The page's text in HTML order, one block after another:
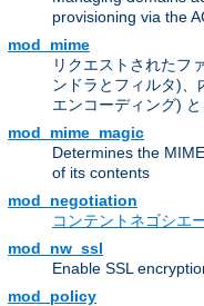
provisioning via the
mod_mime
リクエストされたフ
ンドラとフィルタ)、
エンコーディング)
mod_mime_magic
Determines the
of its contents
mod_negotiation
コンテントネゴシエ
mod_nw_ssl
Enable SSL
mod_policy